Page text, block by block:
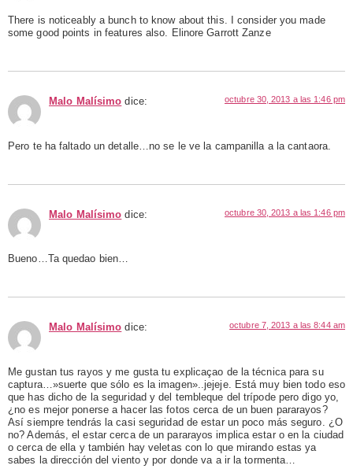
There is noticeably a bunch to know about this. I consider you made
some good points in features also. Elinore Garrott Zanze
Malo Malísimo dice: octubre 30, 2013 a las 1:46 pm
Pero te ha faltado un detalle…no se le ve la campanilla a la cantaora.
Malo Malísimo dice: octubre 30, 2013 a las 1:46 pm
Bueno…Ta quedao bien…
Malo Malísimo dice: octubre 7, 2013 a las 8:44 am
Me gustan tus rayos y me gusta tu explicaçao de la técnica para su
captura…»suerte que sólo es la imagen»..jejeje. Está muy bien todo eso
que has dicho de la seguridad y del tembleque del trípode pero digo yo,
¿no es mejor ponerse a hacer las fotos cerca de un buen pararayos?
Así siempre tendrás la casi seguridad de estar un poco más seguro. ¿O
no? Además, el estar cerca de un pararayos implica estar o en la ciudad
o cerca de ella y también hay veletas con lo que mirando estas ya
sabes la dirección del viento y por donde va a ir la tormenta…